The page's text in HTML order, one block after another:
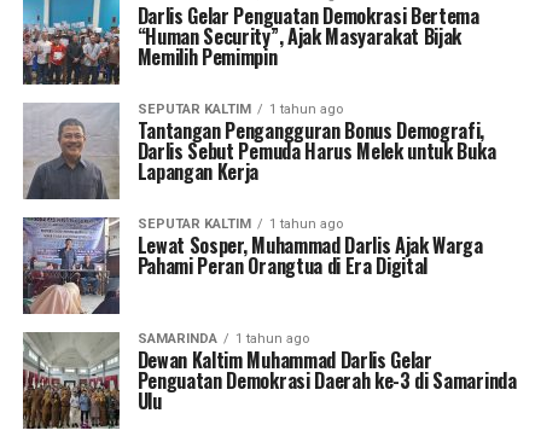
Darlis Gelar Penguatan Demokrasi Bertema
“Human Security”, Ajak Masyarakat Bijak
Memilih Pemimpin
SEPUTAR KALTIM 1 tahun ago
Tantangan Pengangguran Bonus Demografi,
Darlis Sebut Pemuda Harus Melek untuk Buka
Lapangan Kerja
SEPUTAR KALTIM 1 tahun ago
Lewat Sosper, Muhammad Darlis Ajak Warga
Pahami Peran Orangtua di Era Digital
SAMARINDA 1 tahun ago
Dewan Kaltim Muhammad Darlis Gelar
Penguatan Demokrasi Daerah ke-3 di Samarinda
Ulu